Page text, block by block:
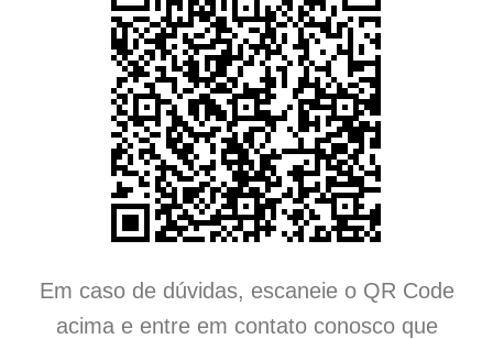
Em caso de dúvidas, escaneie o QR Code
acima e entre em contato conosco que